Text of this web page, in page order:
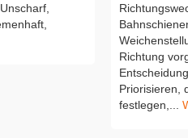
Richtung
Priorisieren,
festlegen,...